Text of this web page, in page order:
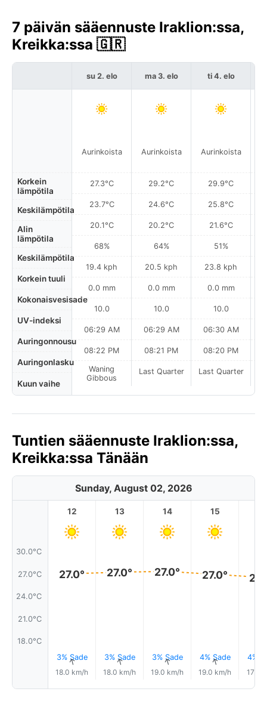
7 päivän sääennuste Iraklion:ssa,
Kreikka:ssa 🇬🇷
Korkein
lämpötila
Keskilämpötila
Alin
lämpötila
Keskilämpötila
Korkein tuuli
Kokonaisvesisade
UV-indeksi
Auringonnousu
Auringonlasku
Kuun vaihe
su 2. elo
Aurinkoista
27.3°C
23.7°C
20.1°C
68%
19.4 kph
0.0 mm
10.0
06:29 AM
08:22 PM
Waning
Gibbous
ma 3. elo
Aurinkoista
29.2°C
24.6°C
20.2°C
64%
20.5 kph
0.0 mm
10.0
06:29 AM
08:21 PM
Last Quarter
ti 4. elo
Aurinkoista
29.9°C
25.8°C
21.6°C
51%
23.8 kph
0.0 mm
10.0
06:30 AM
08:20 PM
Last Quarter
Tuntien sääennuste Iraklion:ssa,
Kreikka:ssa Tänään
Sunday, August 02, 2026
30.0°C
27.0°C
24.0°C
21.0°C
18.0°C
12
27.0°
3% Sade
↑
18.0 km/h
13
27.0°
3% Sade
↑
18.0 km/h
14
27.0°
3% Sade
↑
19.0 km/h
15
27.0°
4% Sade
↑
19.0 km/h
4%
17.0